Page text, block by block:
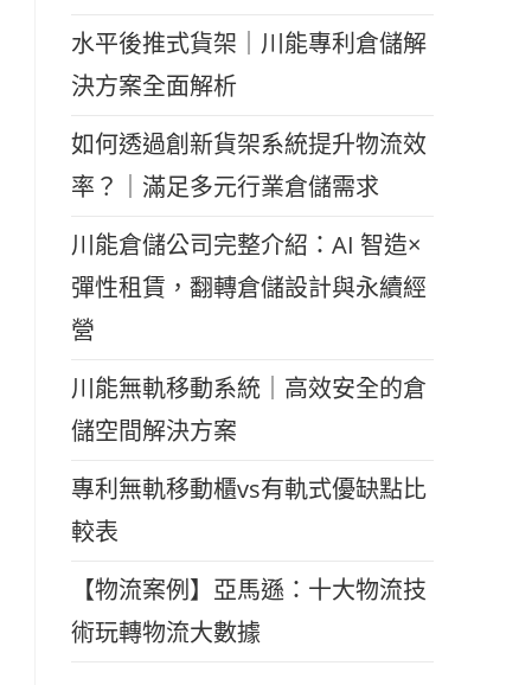
水平後推式貨架｜川能專利倉儲解
決方案全面解析
如何透過創新貨架系統提升物流效
率？｜滿足多元行業倉儲需求
川能倉儲公司完整介紹：AI 智造×
彈性租賃，翻轉倉儲設計與永續經
營
川能無軌移動系統｜高效安全的倉
儲空間解決方案
專利無軌移動櫃vs有軌式優缺點比
較表
【物流案例】亞馬遜：十大物流技
術玩轉物流大數據